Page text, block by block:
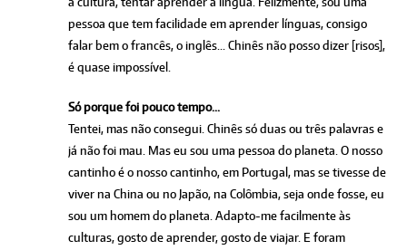
pessoa que tem facilidade em aprender línguas, consigo
falar bem o francês, o inglês... Chinês não posso dizer [risos],
é quase impossível.
Só porque foi pouco tempo...
Tentei, mas não consegui. Chinês só duas ou três palavras e
já não foi mau. Mas eu sou uma pessoa do planeta. O nosso
cantinho é o nosso cantinho, em Portugal, mas se tivesse de
viver na China ou no Japão, na Colômbia, seja onde fosse, eu
sou um homem do planeta. Adapto-me facilmente às
culturas, gosto de aprender, gosto de viajar. E foram